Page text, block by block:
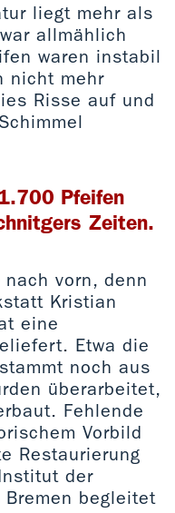
liegt mehr als
allmählich
waren instabil
nicht mehr
Risse auf und
Pfeifen
Zeiten.
vorn, denn
Kristian
eine
Etwa die
noch aus
überarbeitet,
Fehlende
Vorbild
Restaurierung
der
begleitet